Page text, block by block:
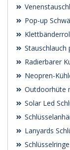
Pop-up
Stauschlauch
Radierbarer
Neopren-
Outdoorhüte
Solar Led
Lanyards